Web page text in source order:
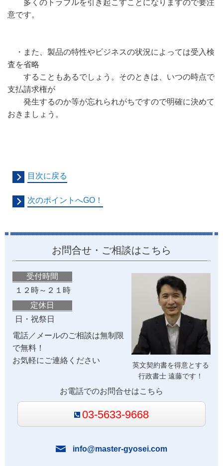
多くのトラブルを引き起こすことになりますので要注
意です。
・また、製品の特性やビジネスの状況によっては受入検
査を省略
することもあるでしょう。そのときは、いつの時点で
支払請求権が
発生するのか等が忘れられがちですので明確に決めて
おきましょう。
目次に戻る
次のポイントへGO！
お問合せ・ご相談はこちら
英文契約書を得意とする
行政書士 遠藤です！
受付時間
１２時～２１時
定休日
日・祝祭日
電話／メールのご相談は無制限
で無料！
お気軽にご連絡ください
お電話でのお問合せはこちら
03-5633-9668
info@master-gyosei.com